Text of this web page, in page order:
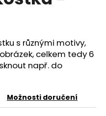
s různými motivy,
celkem tedy 6
např. do
Možnosti doručení